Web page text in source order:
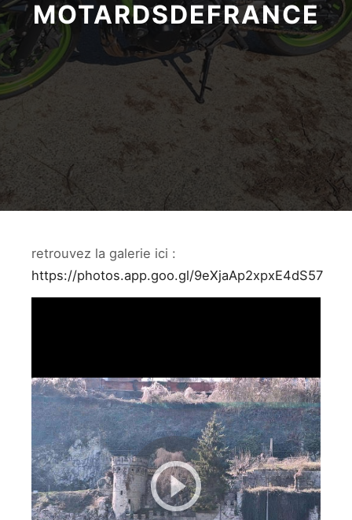
MOTARDSDEFRANCE
retrouvez la galerie ici :
https://photos.app.goo.gl/9eXjaAp2xpxE4dS57